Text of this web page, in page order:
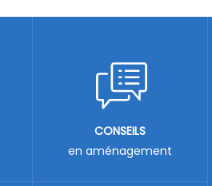
CONSEILS
en aménagement